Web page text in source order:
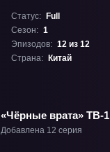
Статус:
Full
Сезон: 1
Эпизодов: 12 из 12
Страна:
Китай
«Чёрные врата» ТВ-1
Добавлена 12 серия